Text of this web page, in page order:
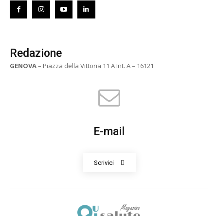
Redazione
GENOVA– Piazza della Vittoria 11 A Int. A – 16121
E-mail
Scrivici